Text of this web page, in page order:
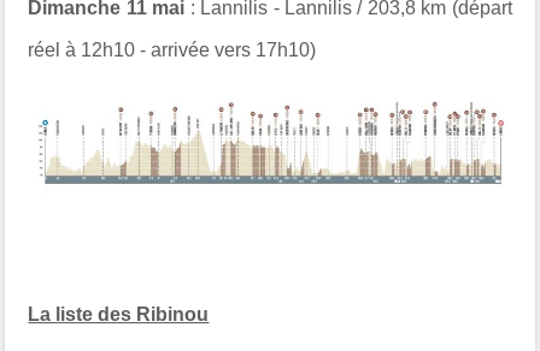
Dimanche 11 mai : Lannilis - Lannilis / 203,8 km (départ
réel à 12h10 - arrivée vers 17h10)
La liste des Ribinou